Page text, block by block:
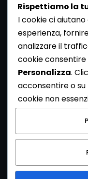
Newsletter
Se vuoi ricevere la
dalla Redazione di
Newsletter [Clicca Qui]
Con l'invio del
l’informativa sulla
dei propri dati personali.
Rispettiamo la
I cookie ci
esperienza,
analizzare il
cookie
Personalizza.
acconsentire o su
cookie non